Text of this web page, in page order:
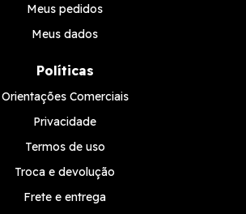
Meus pedidos
Meus dados
Políticas
Orientações Comerciais
Privacidade
Termos de uso
Troca e devolução
Frete e entrega